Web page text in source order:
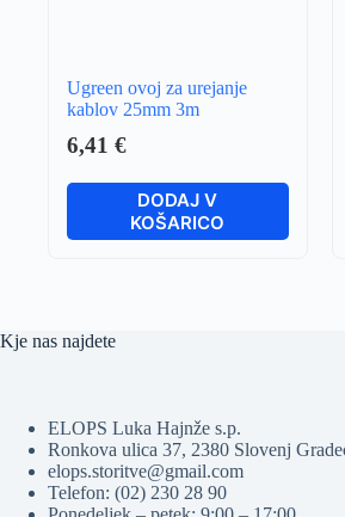
Ugreen ovoj za urejanje
kablov 25mm 3m
6,41 €
DODAJ V
KOŠARICO
Kje nas najdete
ELOPS Luka Hajnže s.p.
Ronkova ulica 37, 2380 Slovenj
elops.storitve@gmail.com
Telefon: (02) 230 28 90